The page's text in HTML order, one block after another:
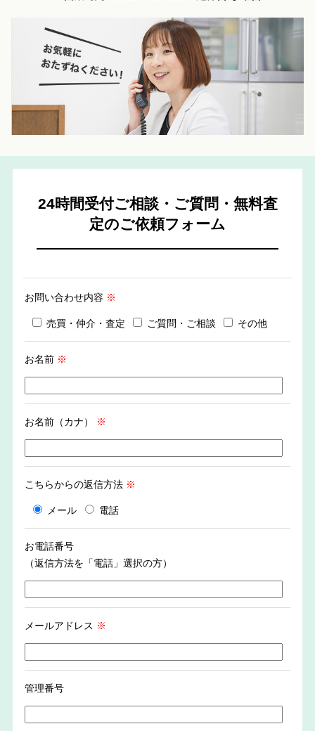
24時間受付ご相談・ご質問・無料査
定のご依頼フォーム
お問い合わせ内容 ※
売買・仲介・査定 ご質問・ご相談 その他
お名前 ※
お名前（カナ） ※
こちらからの返信方法 ※
メール 電話
お電話番号
（返信方法を「電話」選択の方）
メールアドレス ※
管理番号